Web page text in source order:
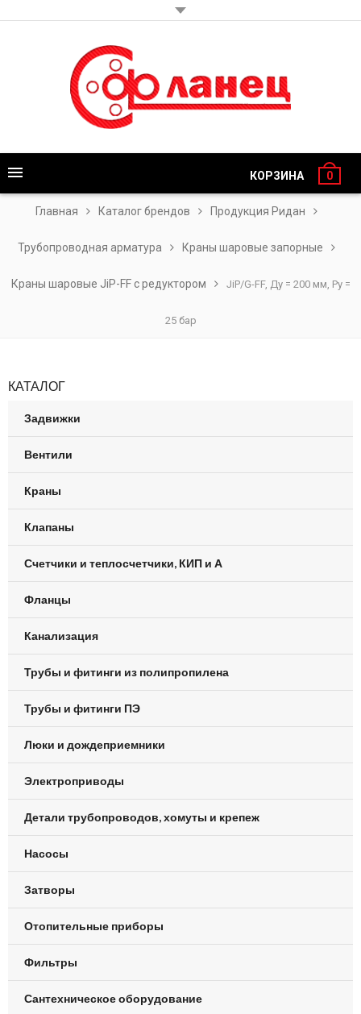
КОРЗИНА 0
Главная Каталог брендов Продукция Ридан
Трубопроводная арматура Краны шаровые запорные
Краны шаровые JiP-FF с редуктором JiP/G-FF, Ду = 200 мм, Ру =
25 бар
КАТАЛОГ
Задвижки
Вентили
Краны
Клапаны
Счетчики и теплосчетчики, КИП и А
Фланцы
Канализация
Трубы и фитинги из полипропилена
Трубы и фитинги ПЭ
Люки и дождеприемники
Электроприводы
Детали трубопроводов, хомуты и крепеж
Насосы
Затворы
Отопительные приборы
Фильтры
Сантехническое оборудование